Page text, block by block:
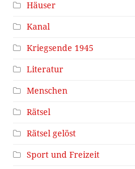
Häuser
Kanal
Kriegsende 1945
Literatur
Menschen
Rätsel
Rätsel gelöst
Sport und Freizeit